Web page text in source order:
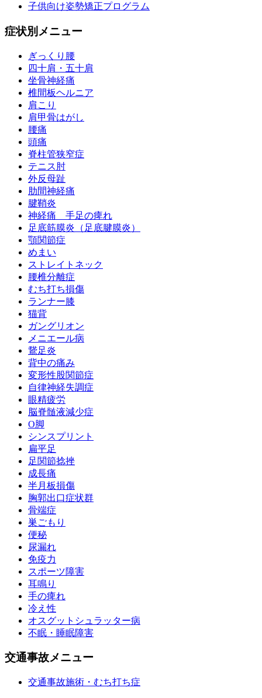
子供向け姿勢矯正プログラム
症状別メニュー
ぎっくり腰
四十肩・五十肩
坐骨神経痛
椎間板ヘルニア
肩こり
肩甲骨はがし
腰痛
頭痛
脊柱管狭窄症
テニス肘
外反母趾
肋間神経痛
腱鞘炎
神経痛 手足の痺れ
足底筋膜炎（足底腱膜炎）
顎関節症
めまい
ストレイトネック
腰椎分離症
むち打ち損傷
ランナー膝
猫背
ガングリオン
メニエール病
鵞足炎
背中の痛み
変形性股関節症
自律神経失調症
眼精疲労
脳脊髄液減少症
O脚
シンスプリント
扁平足
足関節捻挫
成長痛
半月板損傷
胸郭出口症状群
骨端症
巣ごもり
便秘
尿漏れ
免疫力
スポーツ障害
耳鳴り
手の痺れ
冷え性
オスグットシュラッター病
不眠・睡眠障害
交通事故メニュー
交通事故施術・むち打ち症